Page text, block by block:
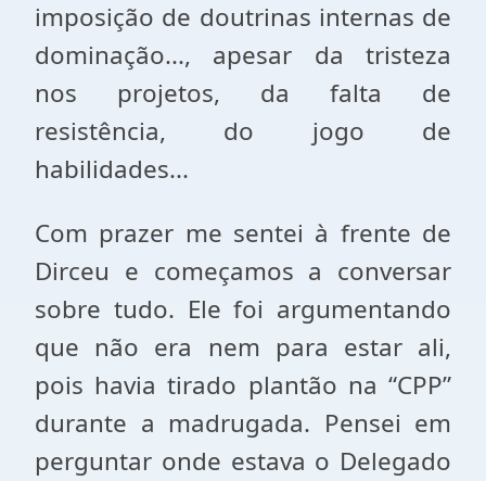
imposição de doutrinas internas de
dominação..., apesar da tristeza
nos projetos, da falta de
resistência, do jogo de
habilidades...
Com prazer me sentei à frente de
Dirceu e começamos a conversar
sobre tudo. Ele foi argumentando
que não era nem para estar ali,
pois havia tirado plantão na “CPP”
durante a madrugada. Pensei em
perguntar onde estava o Delegado